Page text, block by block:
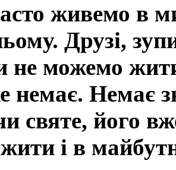
живемо в
Друзі,
не можемо
немає. Немає
святе, його
і в